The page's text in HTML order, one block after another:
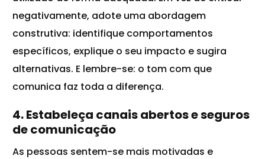
negativamente, adote uma abordagem
construtiva: identifique comportamentos
específicos, explique o seu impacto e sugira
alternativas. E lembre-se: o tom com que
comunica faz toda a diferença.
4. Estabeleça canais abertos e seguros
de comunicação
As pessoas sentem-se mais motivadas e